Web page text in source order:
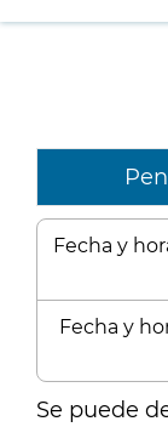
Fecha y
Fecha y
Se puede